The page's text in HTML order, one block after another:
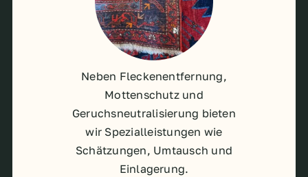
Neben Fleckenentfernung,
Mottenschutz und
Geruchsneutralisierung bieten
wir Spezialleistungen wie
Schätzungen, Umtausch und
Einlagerung.